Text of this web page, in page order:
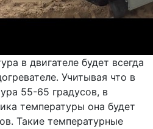
в двигателе будет всегда
Учитывая что в
55-65 градусов, в
температуры она будет
Такие температурные